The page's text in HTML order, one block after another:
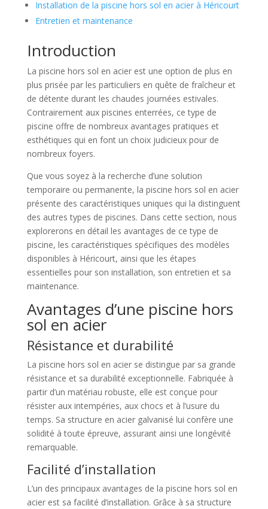
Installation de la piscine hors sol en acier à Héricourt
Entretien et maintenance
Introduction
La piscine hors sol en acier est une option de plus en
plus prisée par les particuliers en quête de fraîcheur et
de détente durant les chaudes journées estivales.
Contrairement aux piscines enterrées, ce type de
piscine offre de nombreux avantages pratiques et
esthétiques qui en font un choix judicieux pour de
nombreux foyers.
Que vous soyez à la recherche d’une solution
temporaire ou permanente, la piscine hors sol en acier
présente des caractéristiques uniques qui la distinguent
des autres types de piscines. Dans cette section, nous
explorerons en détail les avantages de ce type de
piscine, les caractéristiques spécifiques des modèles
disponibles à Héricourt, ainsi que les étapes
essentielles pour son installation, son entretien et sa
maintenance.
Avantages d’une piscine hors
sol en acier
Résistance et durabilité
La piscine hors sol en acier se distingue par sa grande
résistance et sa durabilité exceptionnelle. Fabriquée à
partir d’un matériau robuste, elle est conçue pour
résister aux intempéries, aux chocs et à l’usure du
temps. Sa structure en acier galvanisé lui confère une
solidité à toute épreuve, assurant ainsi une longévité
remarquable.
Facilité d’installation
L’un des principaux avantages de la piscine hors sol en
acier est sa facilité d’installation. Grâce à sa structure